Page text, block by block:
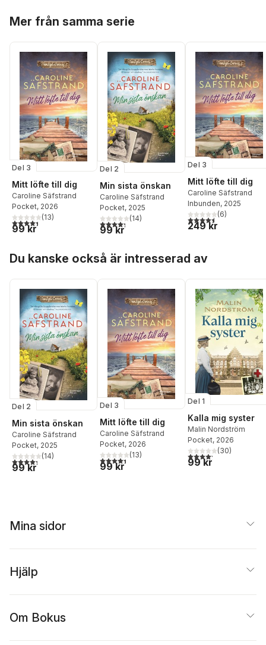
Mer från samma serie
Del 3
Mitt löfte till dig
Caroline Säfstrand
Pocket, 2026
4,4utav 5 stjärnor. Totalt antal röster:
(13)
99 kr
Del 2
Min sista önskan
Caroline Säfstrand
Pocket, 2025
4,3utav 5 stjärnor. Totalt antal röster:
(14)
99 kr
Del 3
Mitt löfte till dig
Caroline Säfstrand
Inbunden, 2025
4,5utav 5 stjärnor.
(6)
249 kr
Du kanske också är intresserad av
Del 2
Min sista önskan
Caroline Säfstrand
Pocket, 2025
4,3utav 5 stjärnor. Totalt antal röster:
(14)
99 kr
Del 3
Mitt löfte till dig
Caroline Säfstrand
Pocket, 2026
4,4utav 5 stjärnor. Totalt antal röster:
(13)
99 kr
Del 1
Kalla mig syster
Malin Nordström
Pocket, 2026
4,2utav 5 stjärnor.
(30)
99 kr
Mina sidor
Hjälp
Om Bokus